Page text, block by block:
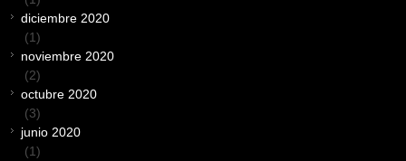
diciembre 2020
(1)
noviembre 2020
(2)
octubre 2020
(3)
junio 2020
(1)